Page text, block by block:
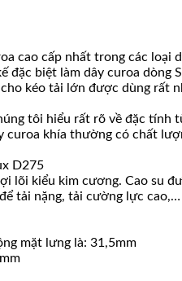
cao cấp nhất trong các
biệt làm dây curoa dòng
kéo tải lớn được dùng rất
tôi hiểu rất rõ về đặc
curoa khía thường có chất
D275
lõi kiểu kim cương. Cao
tải nặng, tải cường lực
mặt lưng là: 31,5mm